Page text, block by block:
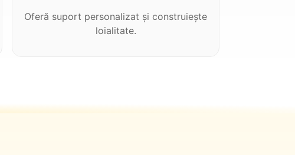
Oferă suport personalizat și construiește
loialitate.